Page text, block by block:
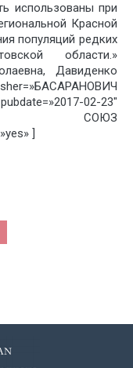
использованы при
Красной
популяций редких
области.»
Давиденко
02-23″
СОЮЗ
]